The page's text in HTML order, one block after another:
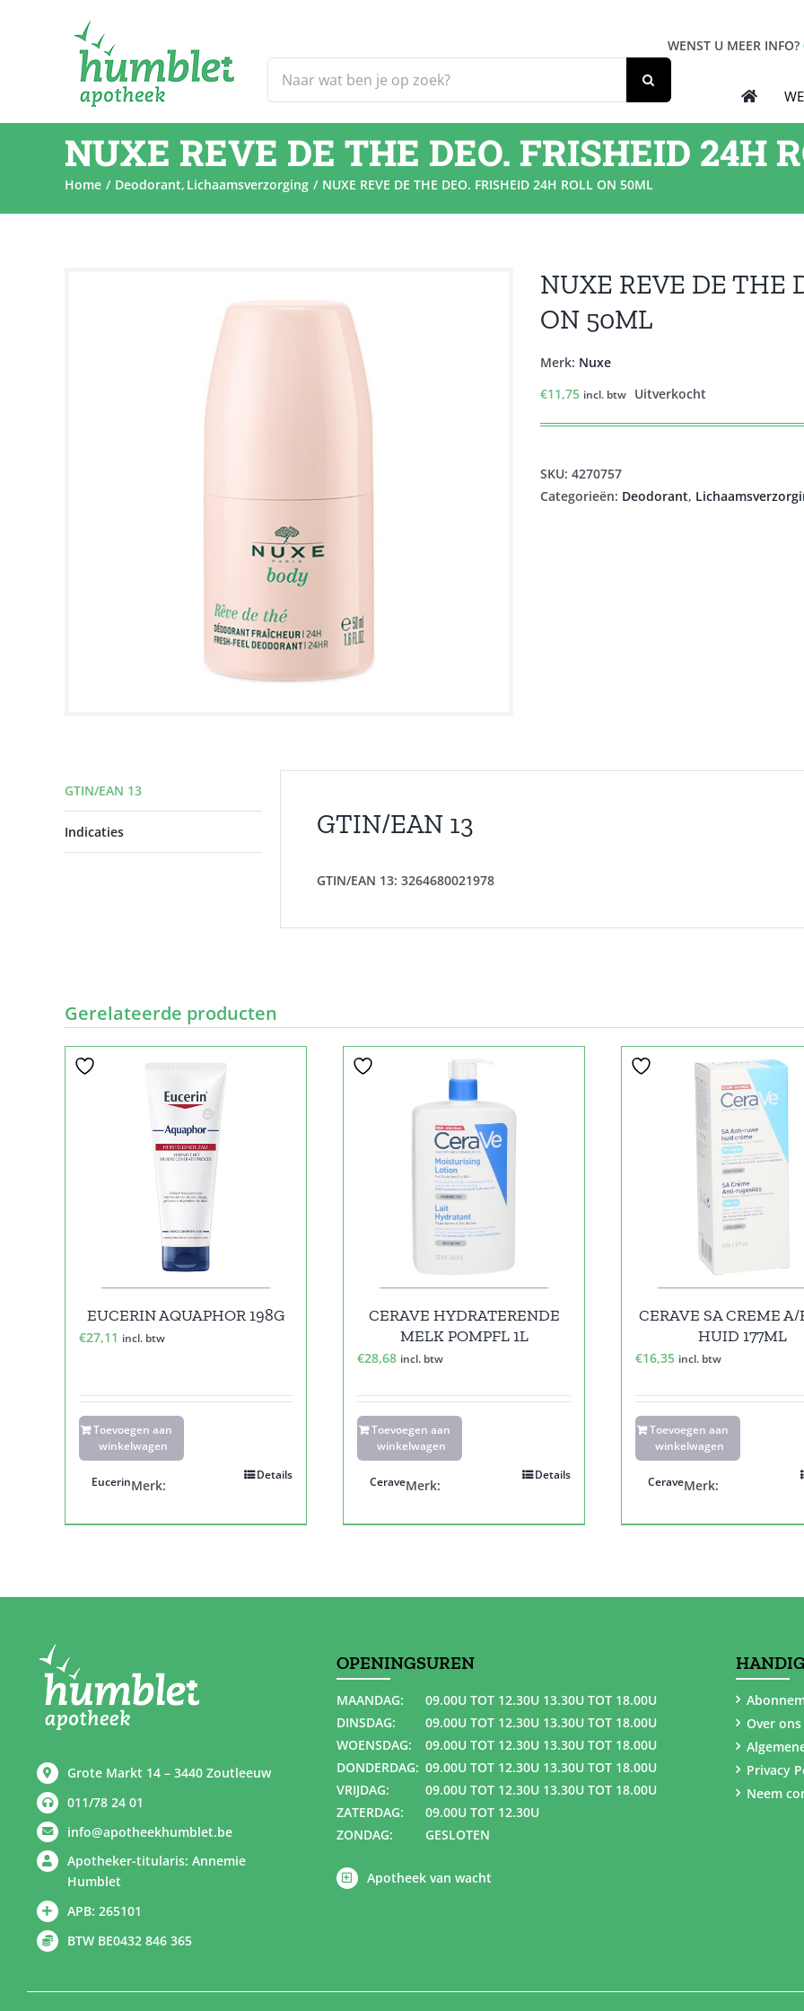
naar:
WENST U MEER INFO?
NUXE REVE DE THE DEO. FRISHEID 24H
Home Deodorant Lichaamsverzorging NUXE REVE DE THE DEO. FRISHEID 24H ROLL ON 50ML
NUXE REVE DE THE
ON 50ML
Merk: Nuxe
€11,75 incl. btw Uitverkocht
SKU: 4270757
Categorieën: Deodorant,
GTIN/EAN 13
Indicaties GTIN/EAN 13
GTIN/EAN 13: 3264680021978
Gerelateerde producten
EUCERIN AQUAPHOR 198G
€27,11 incl. btw
Toevoegen aan
winkelwagen
Details
Merk:
Eucerin
CERAVE HYDRATERENDE
MELK POMPFL 1L
€28,68 incl. btw
Toevoegen aan
winkelwagen
Details
Merk:
Cerave
CERAVE SA CREME
HUID 177ML
€16,35 incl. btw
Toevoegen aan
winkelwagen
Merk:
Cerave
Grote Markt 14 – 3440 Zoutleeuw
011/78 24 01
info@apotheekhumblet.be
Apotheker-titularis: Annemie
Humblet
APB: 265101
BTW BE0432 846 365
OPENINGSUREN
MAANDAG:
09.00U TOT 12.30U 13.30U TOT 18.00U
DINSDAG:
09.00U TOT 12.30U 13.30U TOT 18.00U
WOENSDAG:
09.00U TOT 12.30U 13.30U TOT 18.00U
DONDERDAG: 09.00U TOT 12.30U 13.30U TOT 18.00U
VRIJDAG:
09.00U TOT 12.30U 13.30U TOT 18.00U
ZATERDAG:
09.00U TOT 12.30U
ZONDAG:
GESLOTEN
Apotheek van wacht
Over ons
Privacy
Neem